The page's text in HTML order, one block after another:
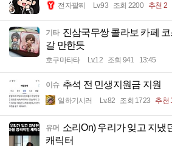
전자팔찌 Lv.93 조회 2200 추천 2
기타 진삼국무쌍 콜라보 카페
갈 만한듯
호쿠마타타 Lv.12 조회 941 13:45
이슈 추석 전 민생지원금 지원
일하기시러 Lv.82 조회 1723 추천 1
유머 소리On) 우리가 잊고 지냈
캐릭터